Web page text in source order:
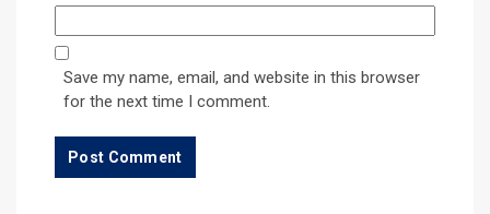
Save my name, email, and website in this browser
for the next time I comment.